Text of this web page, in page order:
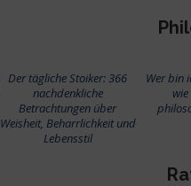
Der tägliche Stoiker: 366
nachdenkliche
Betrachtungen über
Weisheit, Beharrlichkeit und
Lebensstil
Wer bin